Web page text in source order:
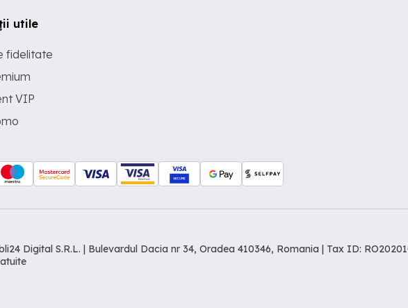
utile
fidelitate
VIP
Digital S.R.L. | Bulevardul Dacia nr 34, Oradea 410346, Romania | Tax ID: